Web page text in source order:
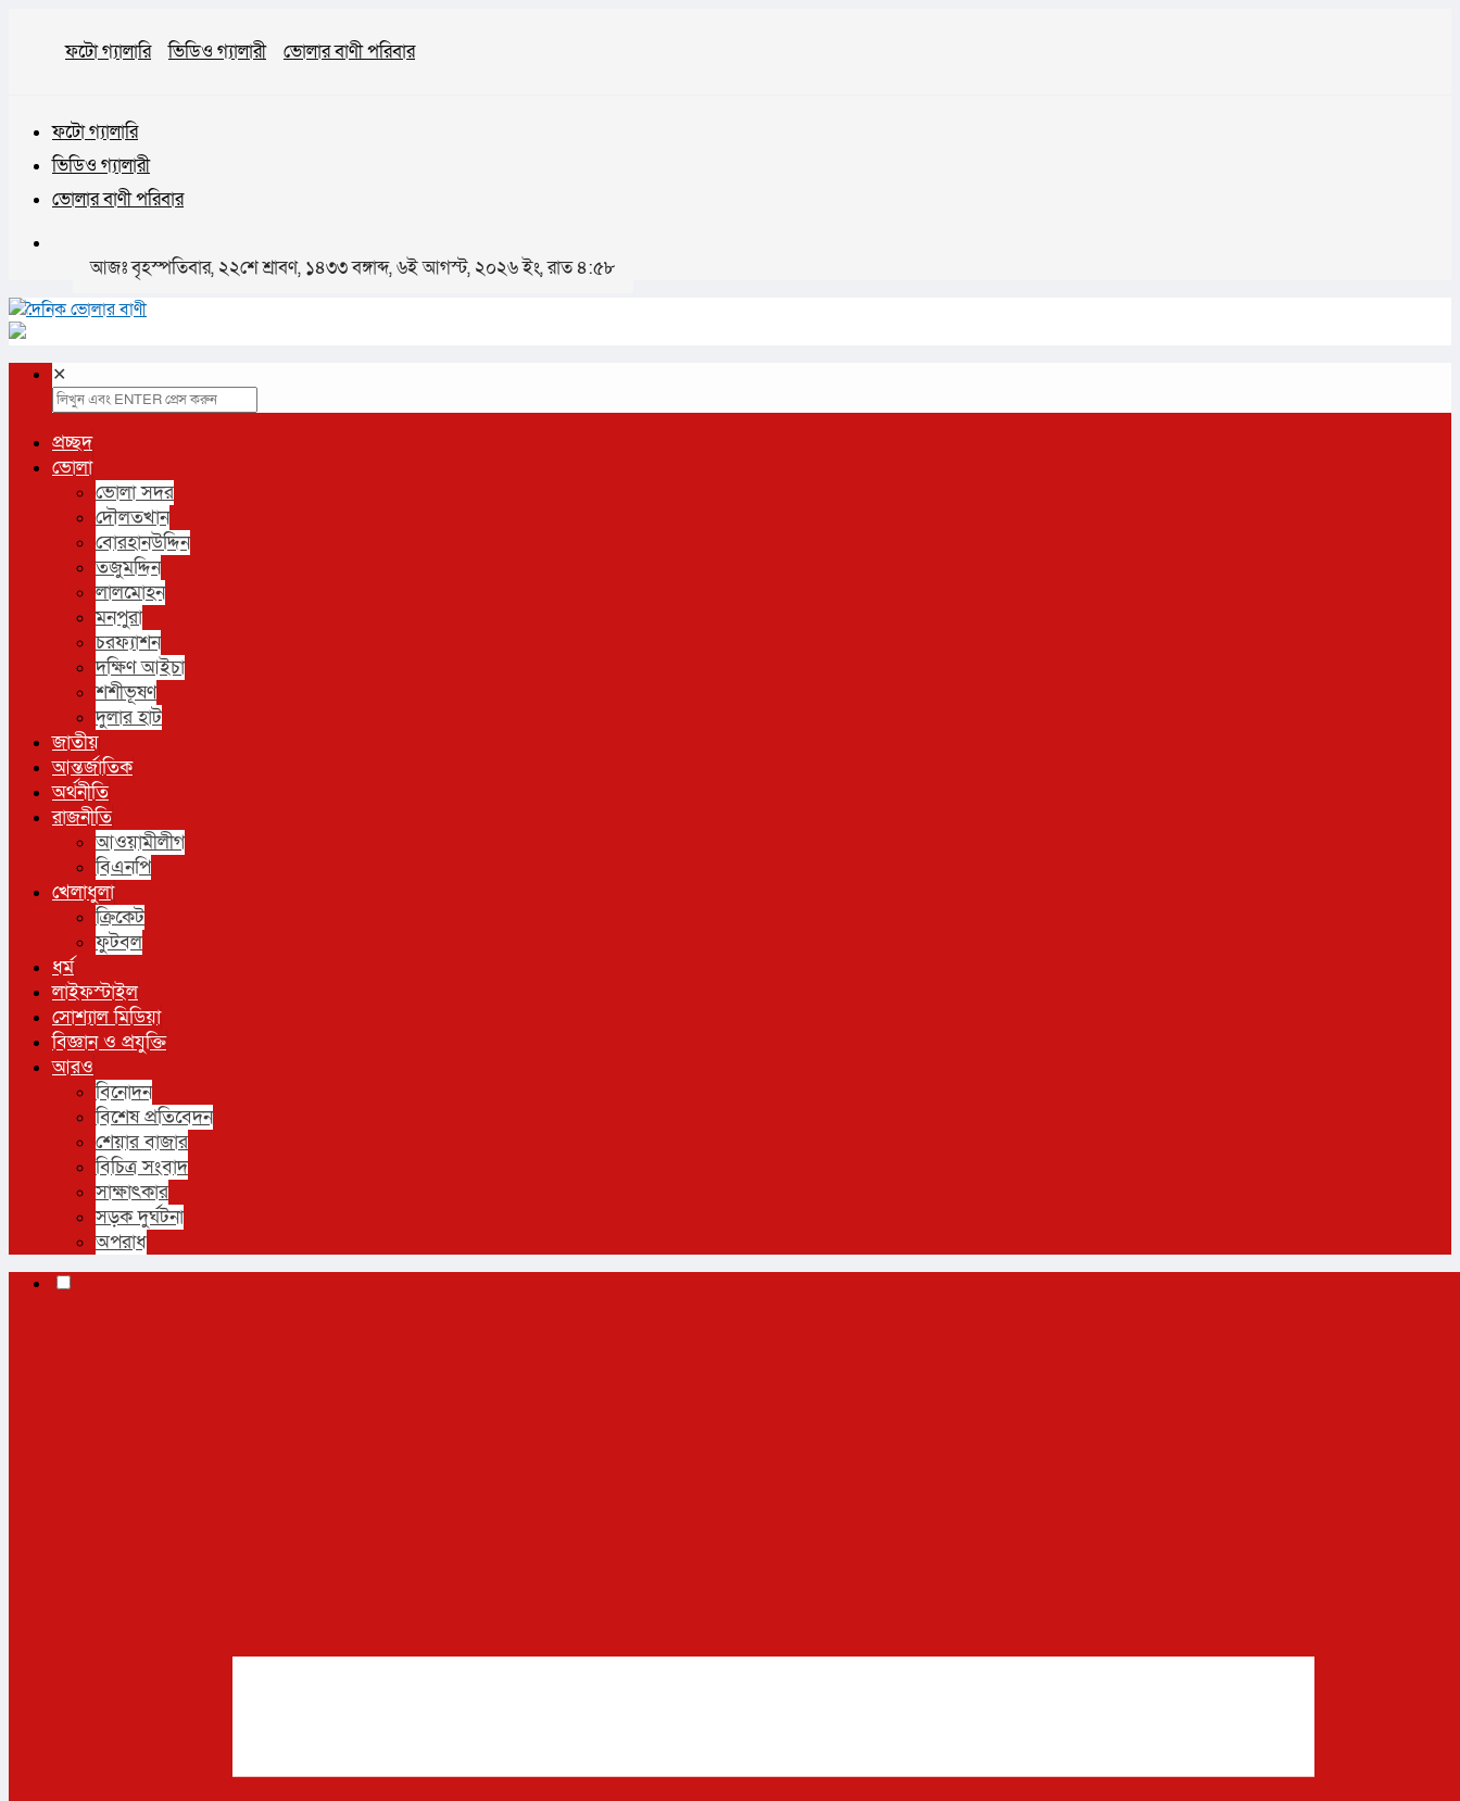
ফটো গ্যালারি ভিডিও গ্যালারী ভোলার বাণী পরিবার
ফটো গ্যালারি
ভিডিও গ্যালারী
ভোলার বাণী পরিবার
আজঃ বৃহস্পতিবার, ২২শে শ্রাবণ, ১৪৩৩ বঙ্গাব্দ, ৬ই আগস্ট, ২০২৬ ইং, রাত ৪:৫৮
✕
প্রচ্ছদ
ভোলা
ভোলা সদর
দৌলতখান
বোরহানউদ্দিন
তজুমদ্দিন
লালমোহন
মনপুরা
চরফ্যাশন
দক্ষিণ আইচা
শশীভূষণ
দুলার হাট
জাতীয়
আন্তর্জাতিক
অর্থনীতি
রাজনীতি
আওয়ামীলীগ
বিএনপি
খেলাধুলা
ক্রিকেট
ফুটবল
ধর্ম
লাইফস্টাইল
সোশ্যাল মিডিয়া
বিজ্ঞান ও প্রযুক্তি
আরও
বিনোদন
বিশেষ প্রতিবেদন
শেয়ার বাজার
বিচিত্র সংবাদ
সাক্ষাৎকার
সড়ক দুর্ঘটনা
অপরাধ